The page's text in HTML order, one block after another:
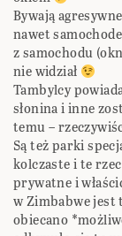
Bywają
nawet
z samochodu
nie widział
Tambylcy
słonina i inne
temu –
Są też parki
kolczaste i te
prywatne i
w Zimbabwe jest
obiecano